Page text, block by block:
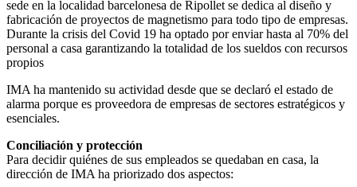
sede en la localidad barcelonesa de Ripollet se dedica al diseño y
fabricación de proyectos de magnetismo para todo tipo de empresas.
Durante la crisis del Covid 19 ha optado por enviar hasta al 70% del
personal a casa garantizando la totalidad de los sueldos con recursos
propios
IMA ha mantenido su actividad desde que se declaró el estado de
alarma porque es proveedora de empresas de sectores estratégicos y
esenciales.
Conciliación y protección
Para decidir quiénes de sus empleados se quedaban en casa, la
dirección de IMA ha priorizado dos aspectos: